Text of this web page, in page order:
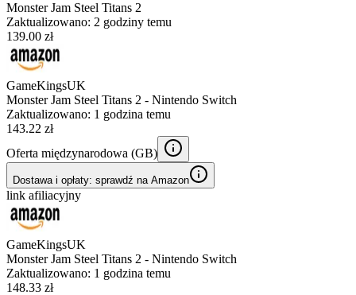
Monster Jam Steel Titans 2
Zaktualizowano: 2 godziny temu
139.00 zł
GameKingsUK
Monster Jam Steel Titans 2 - Nintendo Switch
Zaktualizowano: 1 godzina temu
143.22 zł
Oferta międzynarodowa (GB)
Dostawa i opłaty: sprawdź na Amazon
link afiliacyjny
GameKingsUK
Monster Jam Steel Titans 2 - Nintendo Switch
Zaktualizowano: 1 godzina temu
148.33 zł